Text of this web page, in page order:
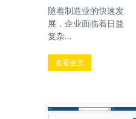
随着制造业的快速发
展，企业面临着日益
复杂…
查看全文